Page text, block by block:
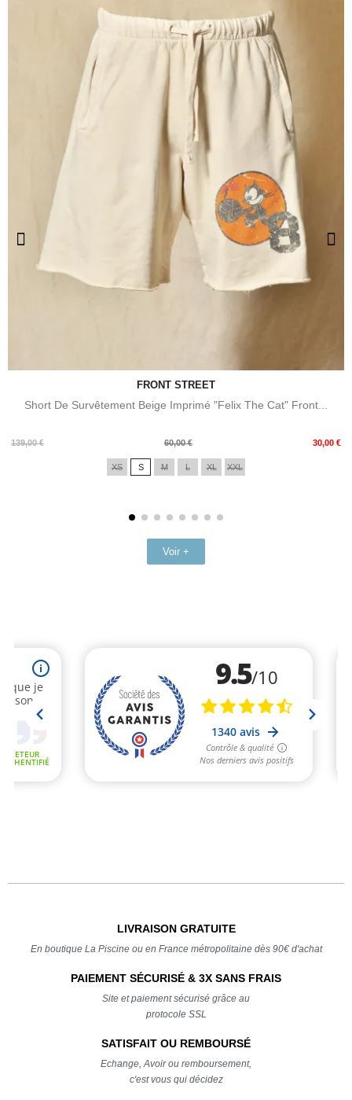
FRONT STREET
Short De Survêtement Beige Imprimé "Felix The Cat" Front...
139,00 €
Prix
60,00 € 30,00 €
Prix
XS S M L XL XXL
Voir +
LIVRAISON GRATUITE
En boutique La Piscine ou en France métropolitaine dès 90€ d'achat
PAIEMENT SÉCURISÉ & 3X SANS FRAIS
Site et paiement sécurisé grâce au
protocole SSL
SATISFAIT OU REMBOURSÉ
Echange, Avoir ou remboursement,
c'est vous qui décidez